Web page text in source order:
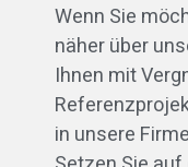
Wenn Sie
näher über
Ihnen mit
in unsere